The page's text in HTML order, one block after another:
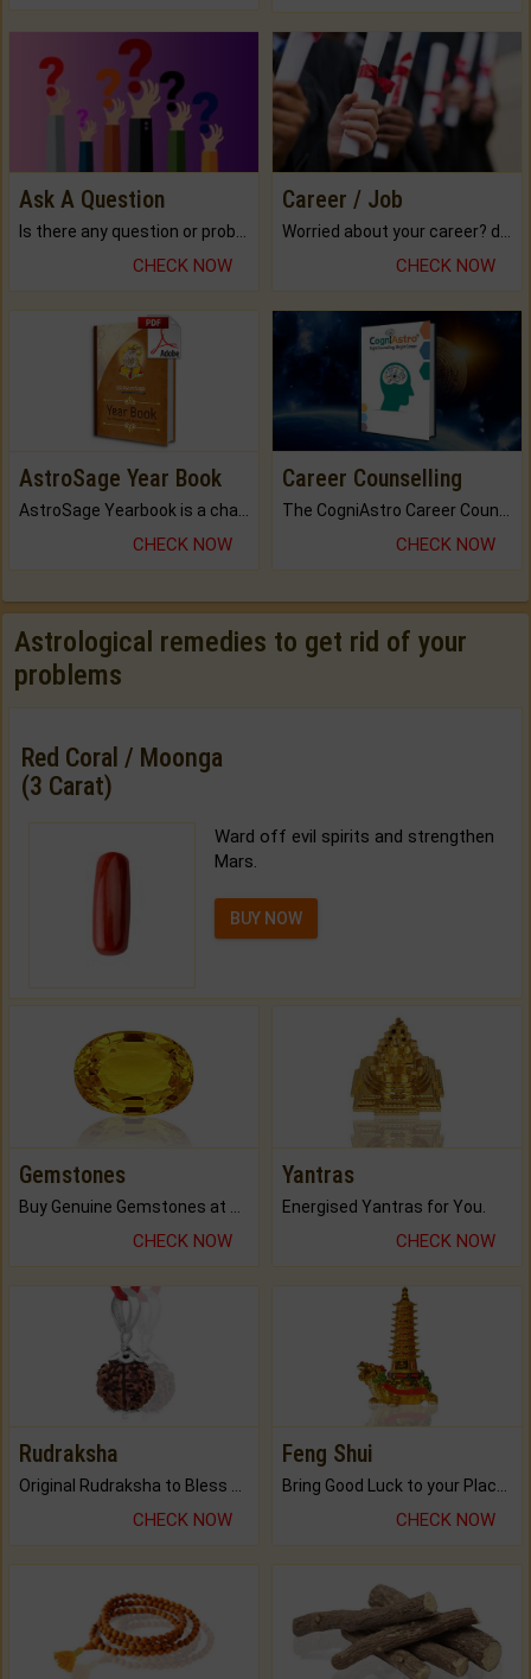
Ask A Question
Is there any question or problem lingering.
CHECK NOW
Career / Job
Worried about your career? don't know what is.
CHECK NOW
AstroSage Year Book
AstroSage Yearbook is a channel to fulfill your dreams and destiny.
CHECK NOW
Career Counselling
The CogniAstro Career Counselling Report is the most comprehensive report available on this topic.
CHECK NOW
Astrological remedies to get rid of your
problems
Red Coral / Moonga
(3 Carat)
Ward off evil spirits and strengthen
Mars.
BUY NOW
Gemstones
CHECK NOW
Yantras
Energised Yantras for You.
CHECK NOW
Rudraksha
CHECK NOW
Feng Shui
CHECK NOW